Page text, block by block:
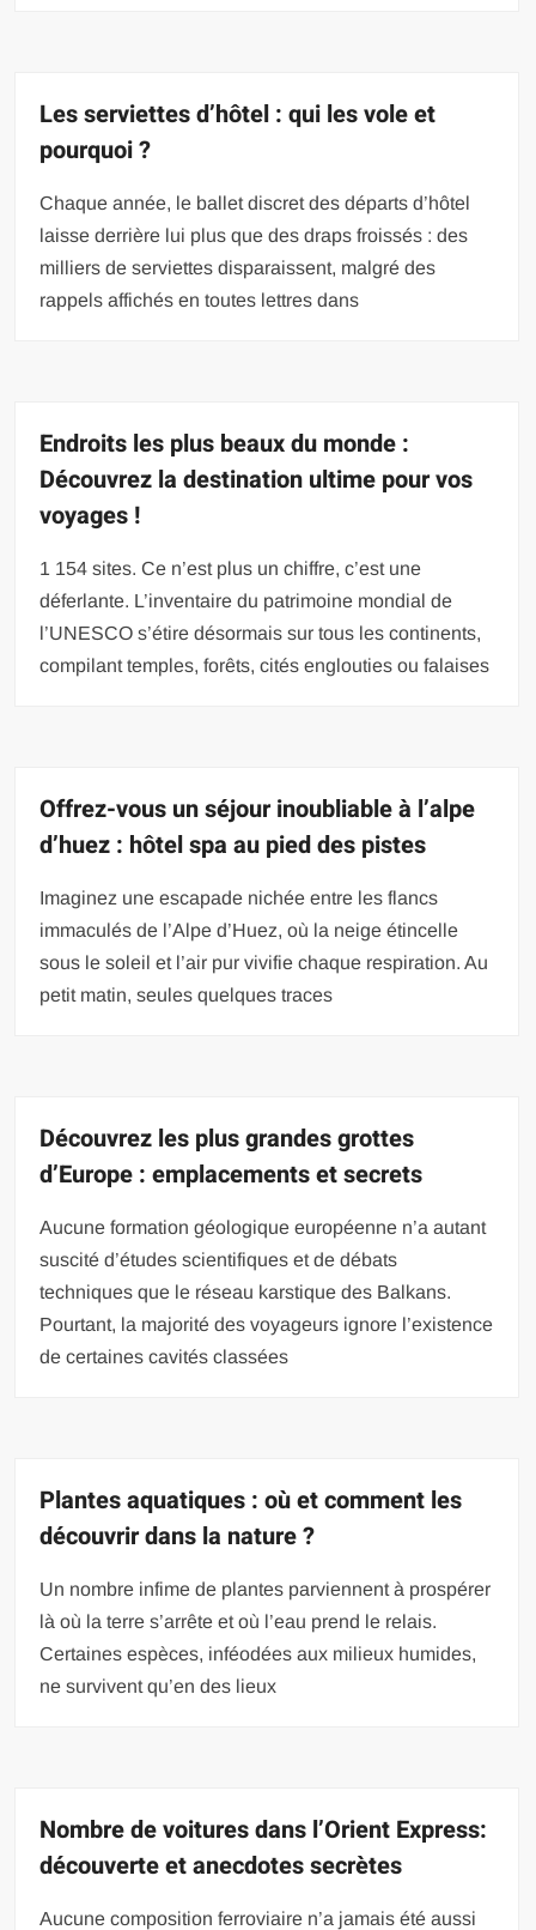
Les serviettes d’hôtel : qui les vole et
pourquoi ?
Chaque année, le ballet discret des départs d’hôtel
laisse derrière lui plus que des draps froissés : des
milliers de serviettes disparaissent, malgré des
rappels affichés en toutes lettres dans
Endroits les plus beaux du monde :
Découvrez la destination ultime pour vos
voyages !
1 154 sites. Ce n’est plus un chiffre, c’est une
déferlante. L’inventaire du patrimoine mondial de
l’UNESCO s’étire désormais sur tous les continents,
compilant temples, forêts, cités englouties ou falaises
Offrez-vous un séjour inoubliable à l’alpe
d’huez : hôtel spa au pied des pistes
Imaginez une escapade nichée entre les flancs
immaculés de l’Alpe d’Huez, où la neige étincelle
sous le soleil et l’air pur vivifie chaque respiration. Au
petit matin, seules quelques traces
Découvrez les plus grandes grottes
d’Europe : emplacements et secrets
Aucune formation géologique européenne n’a autant
suscité d’études scientifiques et de débats
techniques que le réseau karstique des Balkans.
Pourtant, la majorité des voyageurs ignore l’existence
de certaines cavités classées
Plantes aquatiques : où et comment les
découvrir dans la nature ?
Un nombre infime de plantes parviennent à prospérer
là où la terre s’arrête et où l’eau prend le relais.
Certaines espèces, inféodées aux milieux humides,
ne survivent qu’en des lieux
Nombre de voitures dans l’Orient Express:
découverte et anecdotes secrètes
Aucune composition ferroviaire n’a jamais été aussi